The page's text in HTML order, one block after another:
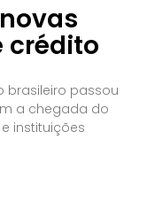
crédito
brasileiro passou
a chegada do
instituições